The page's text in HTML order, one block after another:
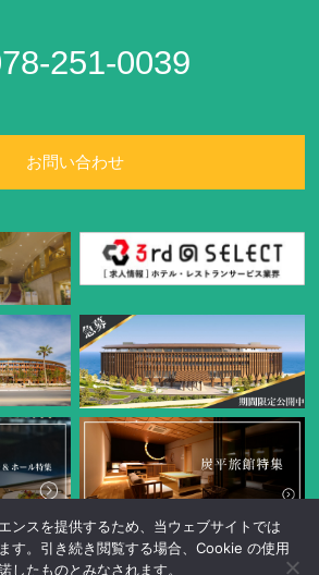
251-0039
お問い合わせ
ンスを提供するため、当ウェブサイトでは
す。引き続き閲覧する場合、Cookie の使用
したものとみなされます。